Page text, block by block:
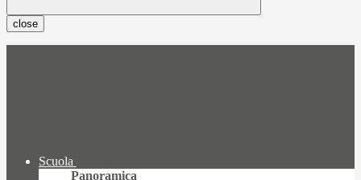
close
Scuola
Panoramica